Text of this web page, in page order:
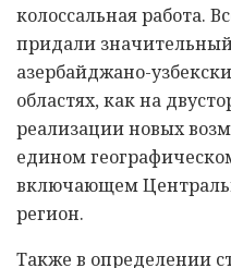
колоссальная работа.
придали
азербайджано-
областях, как на
реализации новых
едином
включающем
регион.
Также в определении